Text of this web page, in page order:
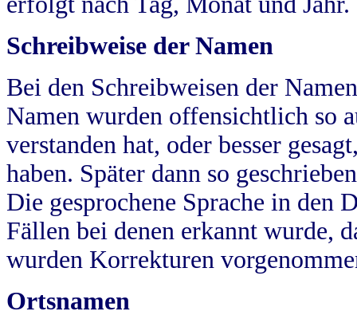
Schreibweise der Namen
Bei den Schreibweisen der
Namen wurden offensichtlich so
verstanden hat, oder besser
haben. Später dann so
Die gesprochene Sprache in
Fällen bei denen erkannt wurde,
wurden Korrekturen
Ortsnamen